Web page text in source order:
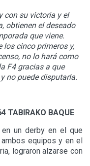
con su victoria y el
obtienen el deseado
que viene.
los cinco primeros y,
no lo hará como
F4 gracias a que
no puede disputarla.
TABIRAKO BAQUE
un derby en el que
equipos y en el
lograron alzarse con